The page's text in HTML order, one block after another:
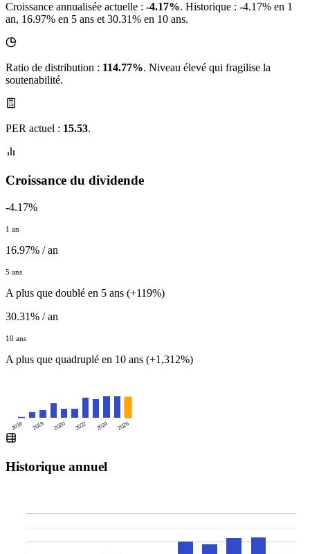
Croissance annualisée actuelle : -4.17%. Historique : -4.17% en 1
an, 16.97% en 5 ans et 30.31% en 10 ans.
Ratio de distribution : 114.77%. Niveau élevé qui fragilise la
soutenabilité.
PER actuel : 15.53.
Croissance du dividende
-4.17%
1 an
16.97% / an
5 ans
A plus que doublé en 5 ans (+119%)
30.31% / an
10 ans
A plus que quadruplé en 10 ans (+1,312%)
2016 2018 2020 2022 2024 2026
Historique annuel